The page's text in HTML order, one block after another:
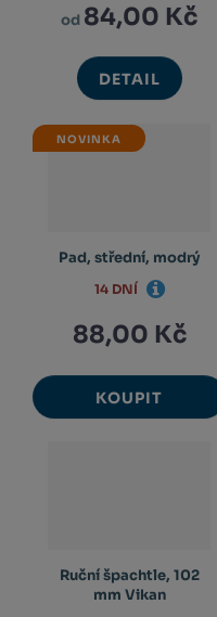
od 84,00 Kč
DETAIL
NOVINKA
Pad, střední, modrý
88,00 Kč
KOUPIT
14 DNÍ
Ruční špachtle, 102
mm Vikan